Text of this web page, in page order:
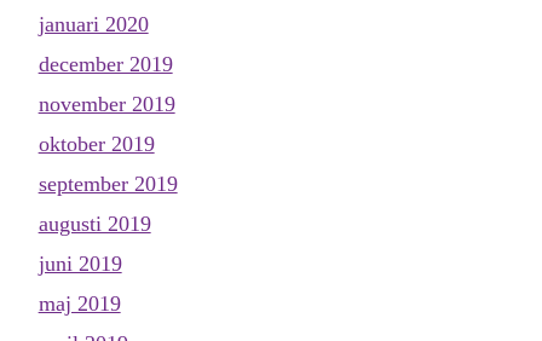
januari 2020
december 2019
november 2019
oktober 2019
september 2019
augusti 2019
juni 2019
maj 2019